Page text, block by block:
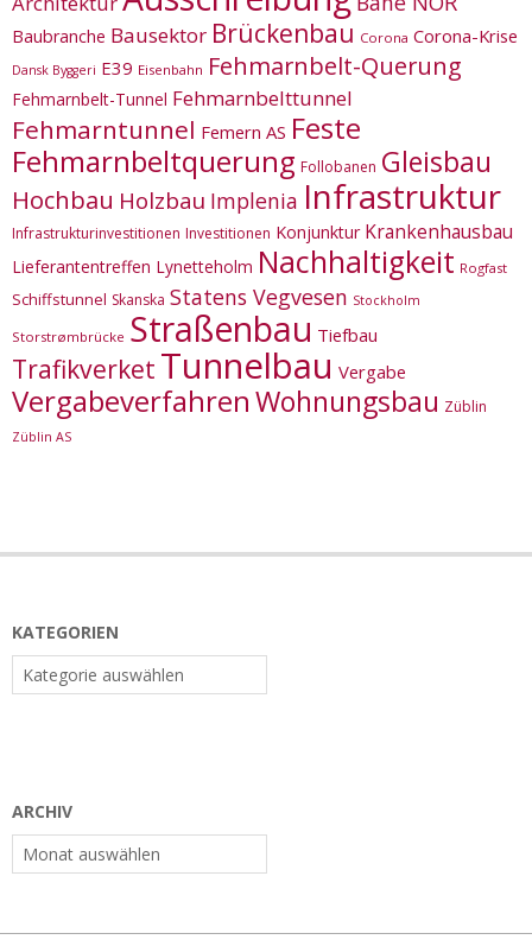
Baubranche Bausektor Brückenbau Corona Corona-Krise
Dansk Byggeri E39 Eisenbahn Fehmarnbelt-Querung
Fehmarnbelt-Tunnel Fehmarnbelttunnel
Fehmarntunnel Femern AS Feste
Fehmarnbeltquerung Follobanen Gleisbau
Hochbau Holzbau Implenia Infrastruktur
Infrastrukturinvestitionen Investitionen Konjunktur Krankenhausbau
Lieferantentreffen Lynetteholm Nachhaltigkeit Rogfast
Schiffstunnel Skanska Statens Vegvesen Stockholm
Storstrømbrücke Straßenbau Tiefbau
Trafikverket Tunnelbau Vergabe
VergabeverfahrenWohnungsbau Züblin
Züblin AS
KATEGORIEN
Kategorien
ARCHIV
Archiv